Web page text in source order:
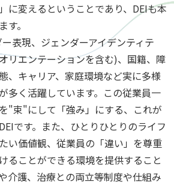
に変えるということであり、DEIも本
。
表現、ジェンダーアイデンティテ
リエンテーションを含む)、国籍、障
、キャリア、家庭環境など実に多様
多く活躍しています。この従業員一
"束"にして「強み」にする、これが
です。また、ひとりひとりのライフ
い価値観、従業員の「違い」を尊重
ることができる環境を提供すること
介護、治療との両立等制度や仕組み